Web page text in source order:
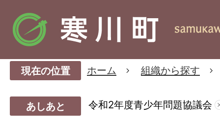
現在の位置 ホーム 組織から探す
あしあと 令和2年度青少年問題協議会